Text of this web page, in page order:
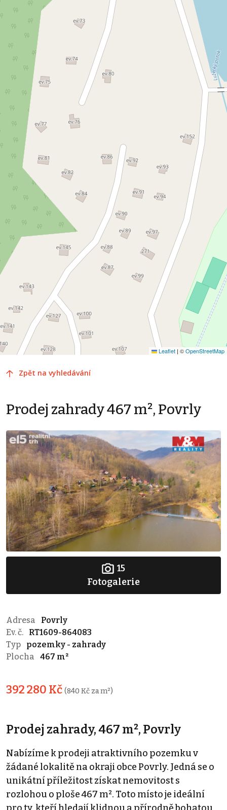
Leaflet | ©OpenStreetMap
Zpět na vyhledávání
Prodej zahrady 467 m², Povrly
15
Fotogalerie
Adresa
Povrly
Ev. č.
RT1609-864083
Typ
pozemky - zahrady
Plocha
467 m²
392 280 Kč (840 Kč za m²)
Prodej zahrady, 467 m², Povrly
Nabízíme k prodeji atraktivního pozemku v
žádané lokalitě na okraji obce Povrly. Jedná se o
unikátní příležitost získat nemovitost s
rozlohou o ploše 467 m². Toto místo je ideální